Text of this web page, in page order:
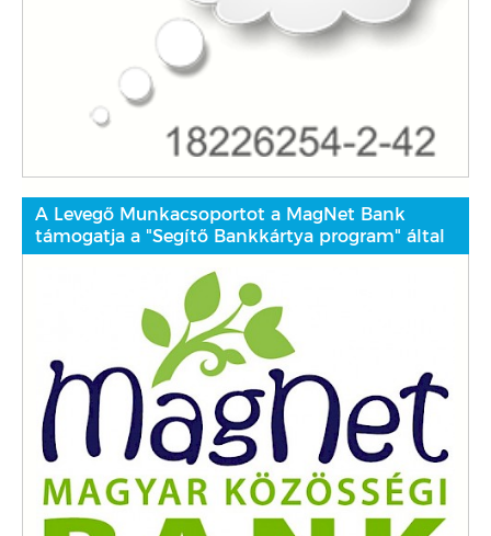
A Levegő Munkacsoportot a MagNet Bank
támogatja a "Segítő Bankkártya program" által